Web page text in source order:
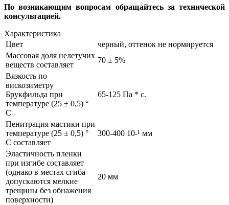
По возникающим вопросам обращайтесь за технической
консультацией.
Характеристика
Цвет
черный, оттенок не нормируется
Массовая доля нелетучих
веществ составляет
70 ± 5%
Вязкость по
вискозиметру
Брукфильда при
температуре (25 ± 0,5) °
С
65-125 Па * с.
Пенитрация мастики при
температуре (25 ± 0,5) °
С составляет
300-400 10-¹ мм
Эластичность пленки
при изгибе составляет
(однако в местах сгиба
допускаются мелкие
трещины без обнажения
поверхности)
20 мм